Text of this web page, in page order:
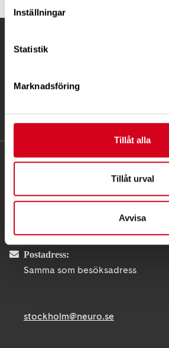
Inställningar
Statistik
Marknadsföring
Tillåt alla
Tillåt urval
Avvisa
KONTAKT
08 - 720 29 40
Postadress:
Samma som besöksadress
stockholm@neuro.se